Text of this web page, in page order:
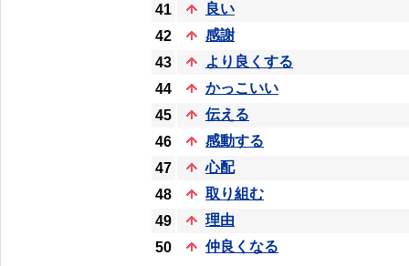
41
良い
42
感謝
43
より良くする
44
かっこいい
45
伝える
46
感動する
47
心配
48
取り組む
49
理由
50
仲良くなる